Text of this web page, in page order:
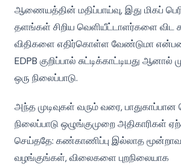
ஆணையத்தின் மதிப்பாய்வு, இது மிகப்
தளங்கள் சிறிய வெளியீட்டாளர்களை விட
விதிகளை எதிர்கொள்ள வேண்டுமா
EDPB குறிப்பால் சுட்டிக்காட்டியது ஆனால்
ஒரு நிலைப்பாடு.
அந்த முடிவுகள் வரும் வரை,
நிலைப்பாடு ஒழுங்குமுறை அதிகாரிகள்
செய்ததே: கண்காணிப்பு இல்லாத
வழங்குங்கள், விலைகளை புறநிலையாக